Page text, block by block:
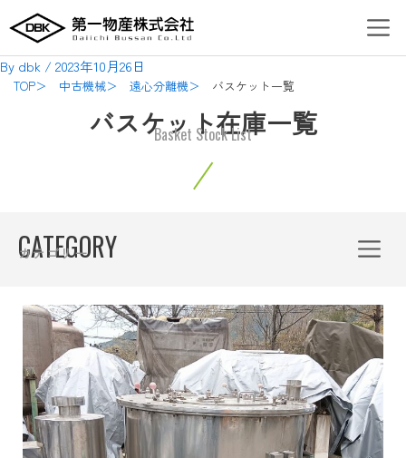
容
を
ス
Menu
By dbk / 2023年10月26日
TOP＞ 中古機械＞ 遠心分離機＞ バスケット一覧
バスケット在庫一覧
Basket Stock List
CATEGORY
カテゴリー Menu
navigation